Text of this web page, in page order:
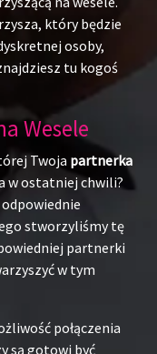
który będzie
osoby,
tu kogoś
Wesele
Twoja partnerka
w ostatniej chwili?
stworzyliśmy tę
partnerki
w tym
połączenia
są gotowi być